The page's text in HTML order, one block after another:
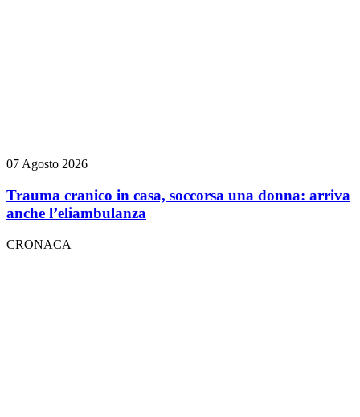
07 Agosto 2026
Trauma cranico in casa, soccorsa una donna: arriva
anche l’eliambulanza
CRONACA